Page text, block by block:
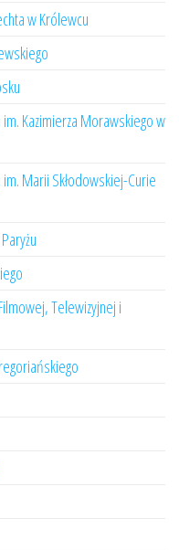
w Królewcu
Kazimierza Morawskiego w
Marii Skłodowskiej-Curie
Telewizyjnej i